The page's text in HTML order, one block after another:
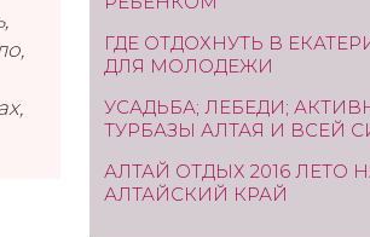
ГДЕ ОТДОХНУТЬ В
ДЛЯ МОЛОДЕЖИ
УСАДЬБА; ЛЕБЕДИ;
ТУРБАЗЫ АЛТАЯ И ВСЕЙ
АЛТАЙ ОТДЫХ 2016 ЛЕТО
АЛТАЙСКИЙ КРАЙ